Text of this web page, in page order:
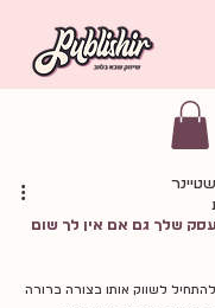
שלך גם אם אין לך שום
לשווק אותו בצורה ברורה